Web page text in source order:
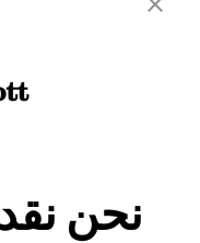
نحن